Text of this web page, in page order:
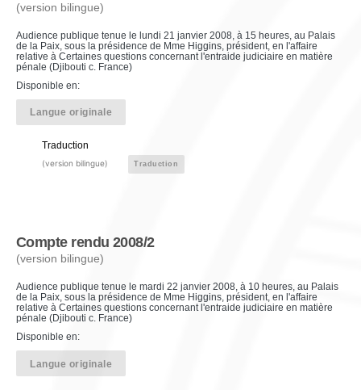
(version bilingue)
Audience publique tenue le lundi 21 janvier 2008, à 15 heures, au Palais
de la Paix, sous la présidence de Mme Higgins, président, en l'affaire
relative à Certaines questions concernant l'entraide judiciaire en matière
pénale (Djibouti c. France)
Disponible en:
Langue originale
Traduction
(version bilingue) Traduction
Compte rendu 2008/2
(version bilingue)
Audience publique tenue le mardi 22 janvier 2008, à 10 heures, au Palais
de la Paix, sous la présidence de Mme Higgins, président, en l'affaire
relative à Certaines questions concernant l'entraide judiciaire en matière
pénale (Djibouti c. France)
Disponible en:
Langue originale